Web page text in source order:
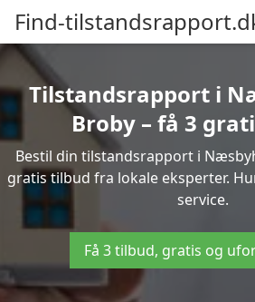
Find-
Tilstandsrapport i
Broby – få 3
Bestil din tilstandsrapport i
gratis tilbud fra lokale eksperter.
service.
Få 3 tilbud, gratis og